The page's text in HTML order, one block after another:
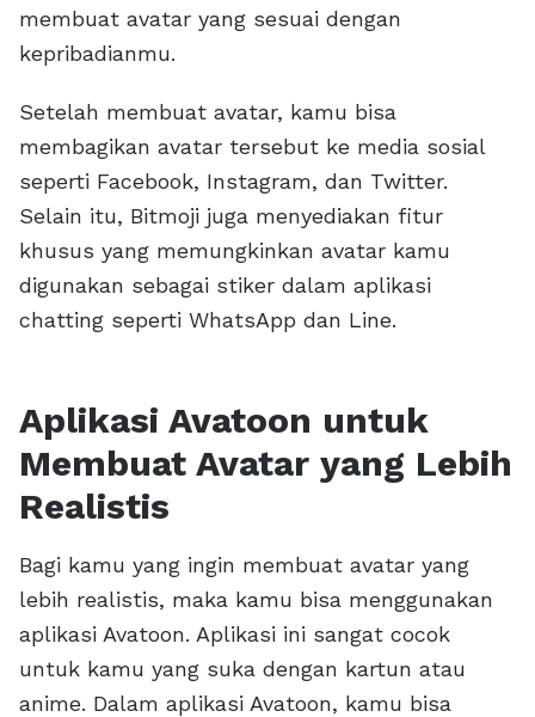
membuat avatar yang sesuai dengan
kepribadianmu.
Setelah membuat avatar, kamu bisa
membagikan avatar tersebut ke media sosial
seperti Facebook, Instagram, dan Twitter.
Selain itu, Bitmoji juga menyediakan fitur
khusus yang memungkinkan avatar kamu
digunakan sebagai stiker dalam aplikasi
chatting seperti WhatsApp dan Line.
Aplikasi Avatoon untuk
Membuat Avatar yang Lebih
Realistis
Bagi kamu yang ingin membuat avatar yang
lebih realistis, maka kamu bisa menggunakan
aplikasi Avatoon. Aplikasi ini sangat cocok
untuk kamu yang suka dengan kartun atau
anime. Dalam aplikasi Avatoon, kamu bisa